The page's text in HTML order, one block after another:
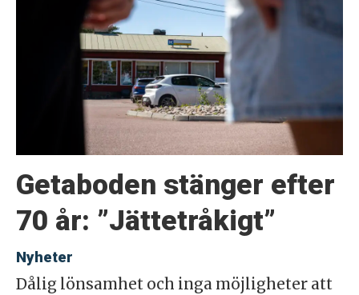
Getaboden stänger efter
70 år: ”Jättetråkigt”
Nyheter
Dålig lönsamhet och inga möjligheter att